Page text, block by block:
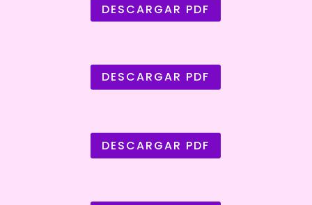
DESCARGAR PDF
DESCARGAR PDF
DESCARGAR PDF